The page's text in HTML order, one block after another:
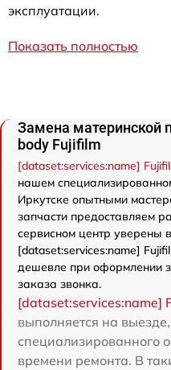
эксплуатации.
Показать полностью
Замена материнской
body Fujifilm
[dataset:services:name]
нашем
Иркутске опытными
запчасти предоставляем
сервисном центр уверены
[dataset:services:name]
дешевле при оформлении
заказа звонка.
[dataset:services:name]
выполняется на
специализированного
времени ремонта. В